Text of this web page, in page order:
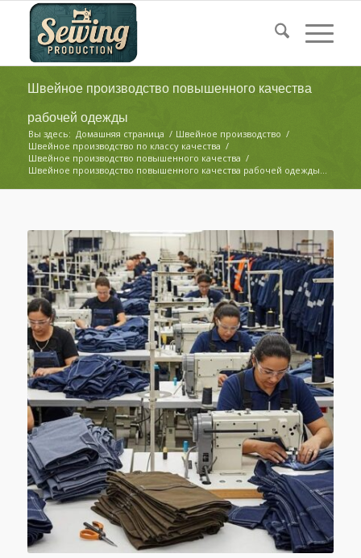
Швейное производство повышенного качества
рабочей одежды
Вы здесь: Домашняя страница / Швейное производство /
Швейное производство по классу качества /
Швейное производство повышенного качества /
Швейное производство повышенного качества рабочей одежды...